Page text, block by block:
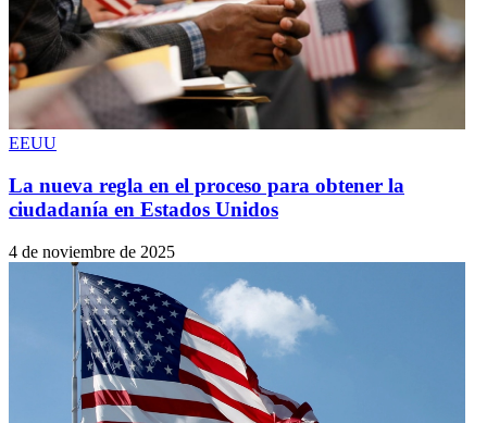
EEUU
La nueva regla en el proceso para obtener la
ciudadanía en Estados Unidos
4 de noviembre de 2025